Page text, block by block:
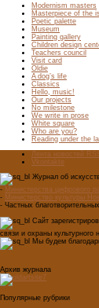
Modernism masters
Masterpiece of the
Poetic palette
Museum
Painting gallery
Children design
Teachers council
Visit card
Oldie
A dog’s life
Classics
Hello, music!
Our projects
No milestone
We write in prose
White square
Who are you?
Reading under the
Лента новостей
Vkontakte
Журнал об
- Министерства цифрового
- Министерство культуры
- Частных
Сайт
связи и охраны
Мы будем
Архив журнала
Популярные рубрики